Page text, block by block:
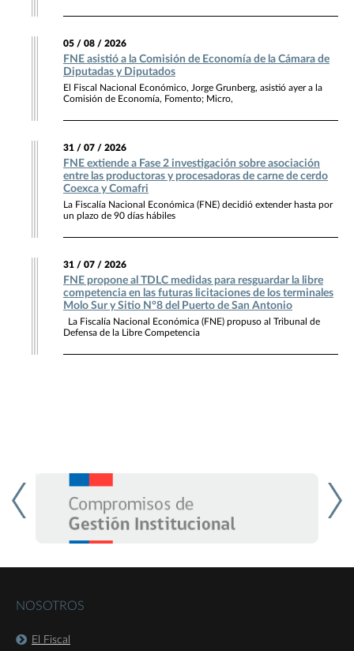
05 / 08 / 2026
FNE asistió a la Comisión de Economía de la Cámara de
Diputadas y Diputados
El Fiscal Nacional Económico, Jorge Grunberg, asistió ayer a la
Comisión de Economía, Fomento; Micro,
31 / 07 / 2026
FNE extiende a Fase 2 investigación sobre asociación
entre las productoras y procesadoras de carne de cerdo
Coexca y Comafri
La Fiscalía Nacional Económica (FNE) decidió extender hasta por
un plazo de 90 días hábiles
31 / 07 / 2026
FNE propone al TDLC medidas para resguardar la libre
competencia en las futuras licitaciones de los terminales
Molo Sur y Sitio N°8 del Puerto de San Antonio
La Fiscalía Nacional Económica (FNE) propuso al Tribunal de
Defensa de la Libre Competencia
NOSOTROS
El Fiscal